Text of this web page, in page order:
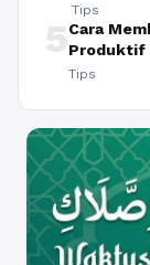
Tips
5Cara
Produktif
Tips